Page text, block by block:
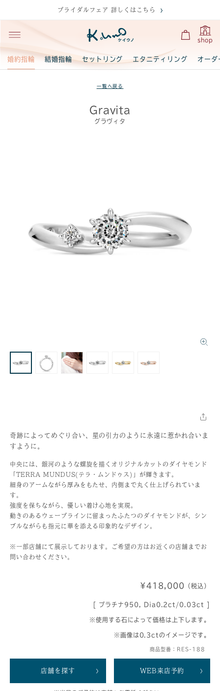
ブライダルフェア 詳しくはこちら
shop
婚約指輪 結婚指輪 セットリング エタニティリング オーダ
一覧へ戻る
Gravita
グラヴィタ
奇跡によってめぐり合い、星の引力のように永遠に惹かれ合いま
すように。
中央には、銀河のような螺旋を描くオリジナルカットのダイヤモンド
「TERRA MUNDUS(テラ・ムンドゥス)」が輝きます。
細身のアームながら厚みをもたせ、内側まで丸く仕上げられていま
す。
強度を保ちながら、優しい着け心地を実現。
動きのあるウェーブラインに留まったふたつのダイヤモンドが、シン
プルながらも指元に華を添える印象的なデザイン。
※一部店舗にて展示しております。ご希望の方はお近くの店舗までお
問い合わせください。
¥418,000 （税込）
[ プラチナ950, Dia0.2ct/0.03ct ]
※使用する石によって価格は上下します。
※画像は0.3ctのイメージです。
商品型番：RES-188
店舗を探す WEB来店予約